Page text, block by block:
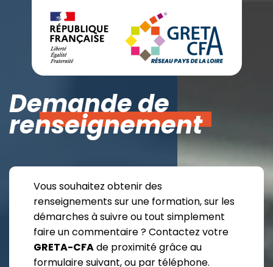
Demande de
renseignement
Vous souhaitez obtenir des
renseignements sur une formation, sur les
démarches à suivre ou tout simplement
faire un commentaire ? Contactez votre
GRETA-CFAde proximité grâce au
formulaire suivant, ou par téléphone.